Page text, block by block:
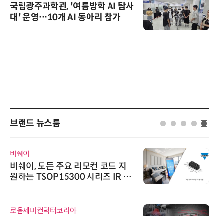
국립광주과학관, '여름방학 AI 탐사
대' 운영…10개 AI 동아리 참가
브랜드 뉴스룸
비쉐이
비쉐이, 모든 주요 리모컨 코드 지
원하는 TSOP15300 시리즈 IR 수
로옴세미컨덕터코리아